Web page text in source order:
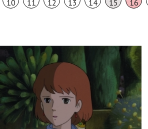
10 11 12 13 14 15 16